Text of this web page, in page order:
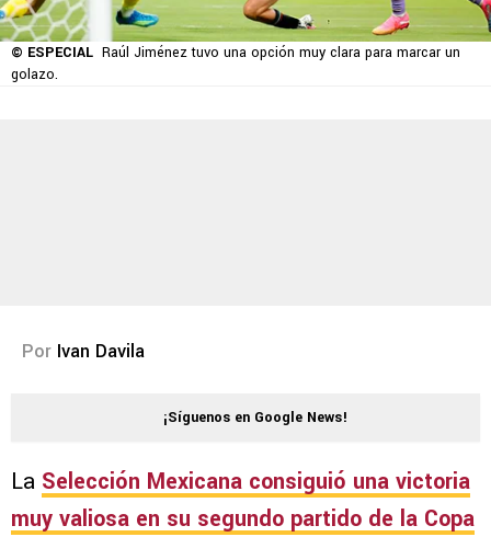
© ESPECIAL Raúl Jiménez tuvo una opción muy clara para marcar un
golazo.
Por Ivan Davila
¡Síguenos en Google News!
La Selección Mexicana consiguió una victoria
muy valiosa en su segundo partido de la Copa